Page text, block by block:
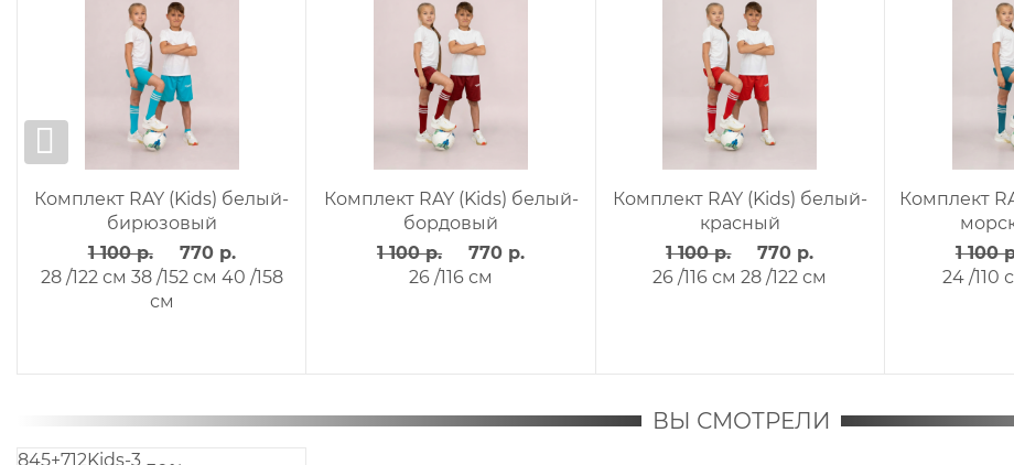
(Kids) белый-
770 р.
28 /122 см
Комплект RAY (Kids) белый -
1 100 р.
770 р.
24 /110 см
Комплект RAY (Kids) белый -
1 100 р.
770 р.
24 /110 см
30 /128
Комплект RAY (Kids) белый-
1 100 р.
770 р.
24 /110 см
36 /146 см 38 /152
ВЫ СМОТРЕЛИ
845+712Kids-3